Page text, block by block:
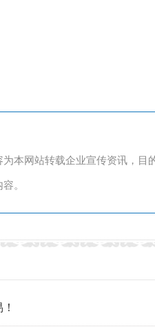
本网站转载企业宣传资讯，
。